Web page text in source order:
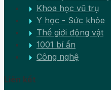
arrow_right Khoa học vũ trụ
arrow_right Y học - Sức khỏe
arrow_right Thế giới động vật
arrow_right 1001 bí ẩn
arrow_right Công nghệ
Liên kết